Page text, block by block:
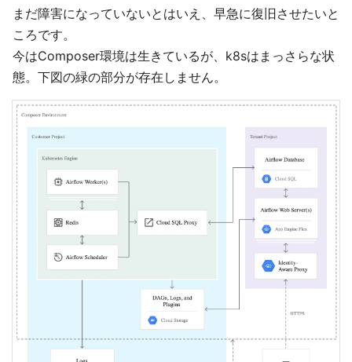
まだ障害になっていないとはいえ、早急に復旧させたいと
ころです。
今はComposer環境は生きているが、k8sはまっさらな状
態。下図の緑の部分が存在しません。